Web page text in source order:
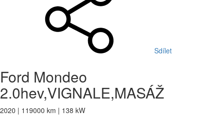
Sdílet
Ford Mondeo
2.0hev,VIGNALE,MASÁŽ
2020 | 119000 km | 138 kW